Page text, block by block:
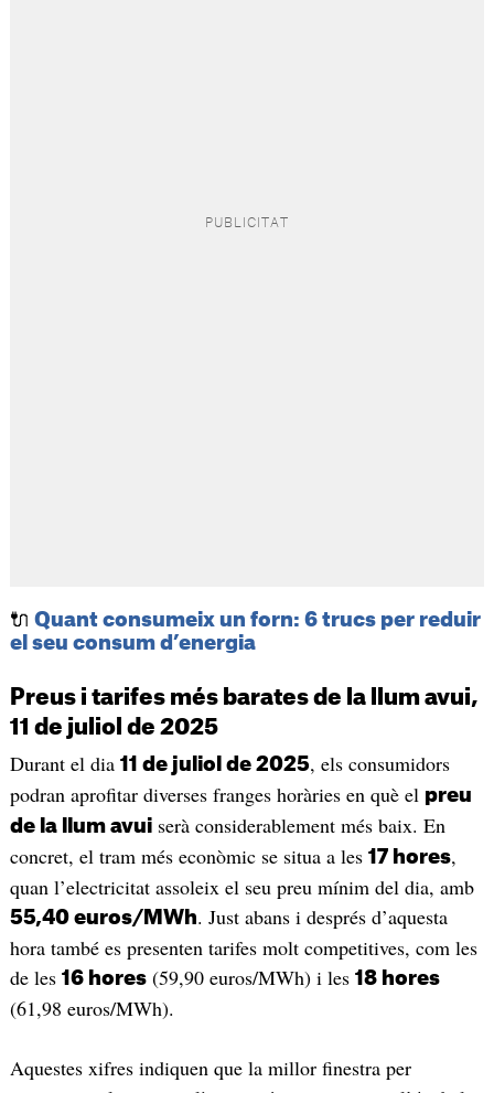
🔌 Quant consumeix un forn: 6 trucs per reduir
el seu consum d’energia
Preus i tarifes més barates de la llum avui,
11 de juliol de 2025
Durant el dia 11 de juliol de 2025, els consumidors
podran aprofitar diverses franges horàries en què el preu
de la llum avuiserà considerablement més baix. En
concret, el tram més econòmic se situa a les 17 hores,
quan l’electricitat assoleix el seu preu mínim del dia, amb
55,40 euros/MWh. Just abans i després d’aquesta
hora també es presenten tarifes molt competitives, com les
de les 16 hores(59,90 euros/MWh) i les 18 hores
(61,98 euros/MWh).
Aquestes xifres indiquen que la millor finestra per